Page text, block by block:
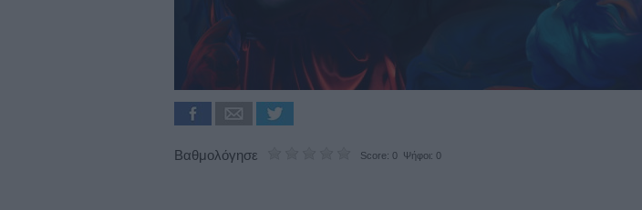
Βαθμολόγησε Score: 0 Ψήφοι: 0